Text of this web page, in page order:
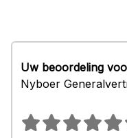
Uw beoordeling
Nyboer